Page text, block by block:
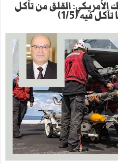
الأمريكي: القلق من تآكل
فيه (1/5)